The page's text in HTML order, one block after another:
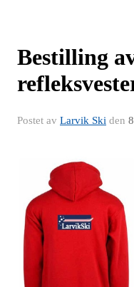
Bestilling
Postet av Larvik Ski den